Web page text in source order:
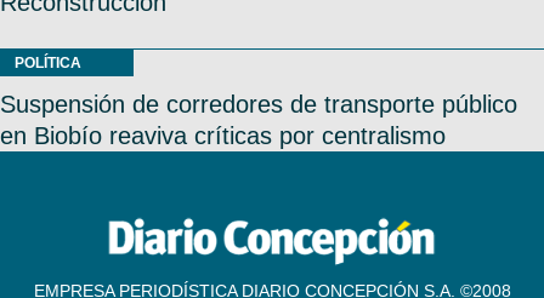
POLÍTICA
Suspensión de corredores de transporte público
en Biobío reaviva críticas por centralismo
EMPRESA PERIODÍSTICA DIARIO CONCEPCIÓN S.A. ©2008